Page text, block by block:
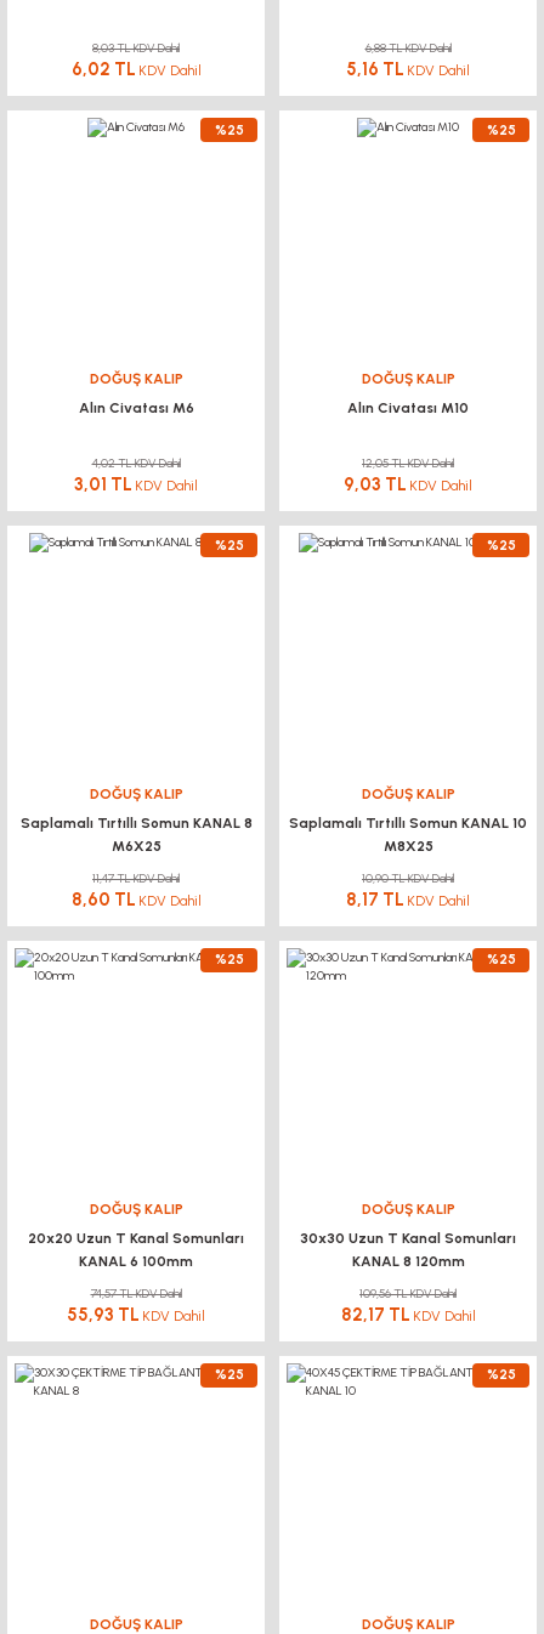
8,03 TL KDV Dahil
6,02 TL KDV Dahil
6,88 TL KDV Dahil
5,16 TL KDV Dahil
%25
DOĞUŞ KALIP
Alın Civatası M6
4,02 TL KDV Dahil
3,01 TL KDV Dahil
%25
DOĞUŞ KALIP
Alın Civatası M10
12,05 TL KDV Dahil
9,03 TL KDV Dahil
%25
DOĞUŞ KALIP
Saplamalı Tırtıllı Somun KANAL 8
M6X25
11,47 TL KDV Dahil
8,60 TL KDV Dahil
%25
DOĞUŞ KALIP
Saplamalı Tırtıllı Somun KANAL 10
M8X25
10,90 TL KDV Dahil
8,17 TL KDV Dahil
%25
DOĞUŞ KALIP
20x20 Uzun T Kanal Somunları
KANAL 6 100mm
74,57 TL KDV Dahil
55,93 TL KDV Dahil
%25
DOĞUŞ KALIP
30x30 Uzun T Kanal Somunları
KANAL 8 120mm
109,56 TL KDV Dahil
82,17 TL KDV Dahil
%25
DOĞUŞ KALIP
%25
DOĞUŞ KALIP